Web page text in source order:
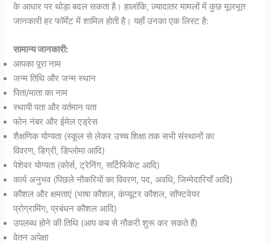
के आधार पर थोड़ा बदल सकता है। हालांकि, ज़्यादातर मामलों में कुछ मूलभूत
जानकारी हर फॉर्मेट में शामिल होती है। यहाँ उनका एक लिस्ट है:
सामान्य जानकारी:
आपका पूरा नाम
जन्म तिथि और जन्म स्थान
पिता/माता का नाम
स्थायी पता और वर्तमान पता
फोन नंबर और ईमेल एड्रेस
शैक्षणिक योग्यता (स्कूल से लेकर उच्च शिक्षा तक सभी संस्थानों का
विवरण, डिग्री, डिप्लोमा आदि)
पेशेवर योग्यता (कोर्स, ट्रेनिंग, सर्टिफिकेट आदि)
कार्य अनुभव (पिछले नौकरियों का विवरण, पद, अवधि, जिम्मेदारियाँ आदि)
कौशल और क्षमताएं (भाषा कौशल, कंप्यूटर कौशल, सॉफ्टवेयर
प्रोग्रामिंग, प्रबंधन कौशल आदि)
उपलब्ध होने की तिथि (आप कब से नौकरी शुरू कर सकते हैं)
वेतन अपेक्षा